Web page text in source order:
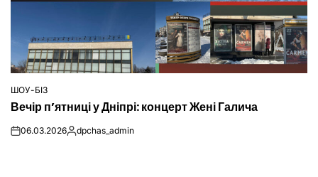
ОПУБЛІКУВАТИ
У
ШОУ-БІЗ
Вечір п’ятниці у Дніпрі: концерт Жені Галича
on06.03.2026Опубліковано
dpchas_admin